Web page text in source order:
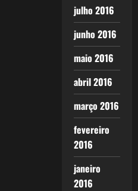
julho 2016
junho 2016
maio 2016
abril 2016
março 2016
fevereiro
2016
janeiro
2016